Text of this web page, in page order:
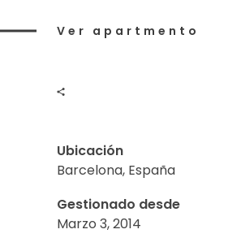
Ver apartmento
Ubicación
Barcelona, España
Gestionado desde
Marzo 3, 2014